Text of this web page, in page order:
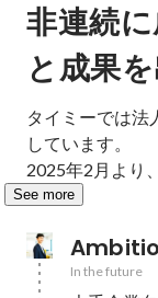
非連続
と成果
タイミーでは法
しています。
2025年2月より
See more
In the future